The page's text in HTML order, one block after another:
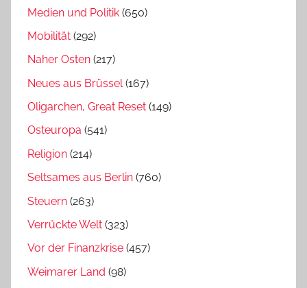
Medien und Politik (650)
Mobilität (292)
Naher Osten (217)
Neues aus Brüssel (167)
Oligarchen, Great Reset (149)
Osteuropa (541)
Religion (214)
Seltsames aus Berlin (760)
Steuern (263)
Verrückte Welt (323)
Vor der Finanzkrise (457)
Weimarer Land (98)